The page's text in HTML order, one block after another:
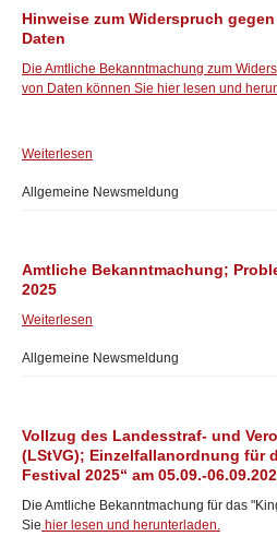
Hinweise zum Widerspruch
Daten
Die Amtliche Bekanntmachung zum
von Daten können Sie hier lesen und
Weiterlesen
Allgemeine Newsmeldung
Amtliche Bekanntmachung;
2025
Weiterlesen
Allgemeine Newsmeldung
Vollzug des Landesstraf- und
(LStVG); Einzelfallanordnung für
Festival 2025“ am 05.09.-
Die Amtliche Bekanntmachung für das
Sie hier lesen und herunterladen.